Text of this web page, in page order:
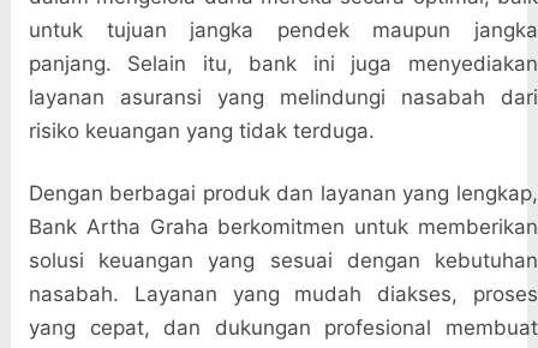
untuk tujuan jangka pendek maupun jangka
panjang. Selain itu, bank ini juga menyediakan
layanan asuransi yang melindungi nasabah dari
risiko keuangan yang tidak terduga.
Dengan berbagai produk dan layanan yang lengkap,
Bank Artha Graha berkomitmen untuk memberikan
solusi keuangan yang sesuai dengan kebutuhan
nasabah. Layanan yang mudah diakses, proses
yang cepat, dan dukungan profesional membuat